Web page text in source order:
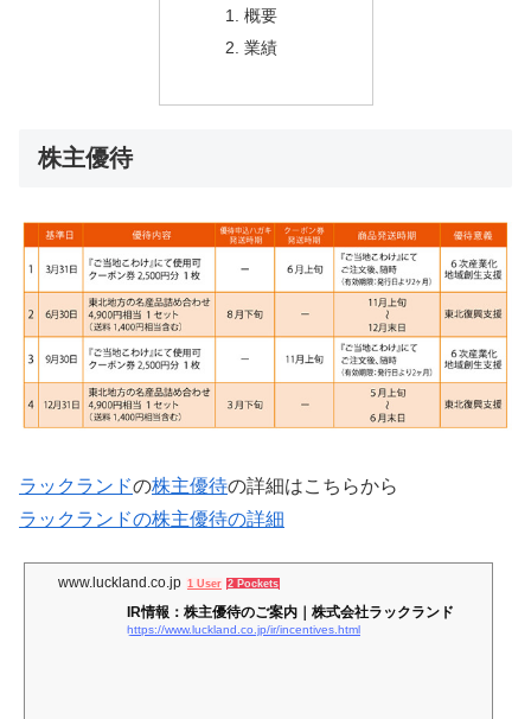
概要
業績
株主優待
ラックランドの株主優待の詳細はこちらから
ラックランドの株主優待の詳細
www.luckland.co.jp 1 User 2 Pockets
IR情報：株主優待のご案内｜株式会社ラックランド
https://www.luckland.co.jp/ir/incentives.html